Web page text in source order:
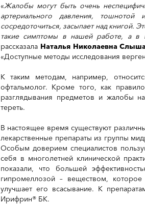
«Жалобы могут быть очень
артериального давления,
сосредоточиться, засыпает над книгой.
такие симптомы в нашей работе, а в
рассказала Наталья Николаевна
«Доступные методы исследования
К таким методам, например,
офтальмолог. Кроме того, как
разглядывания предметов и жалобы
тереть.
В настоящее время существуют
лекарственные препараты из группы
Особым доверием специалистов
себя в многолетней клинической
показали, что большей
гипромеллозой – веществом,
улучшает его всасывание. К
Ирифрин® БК.